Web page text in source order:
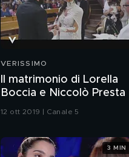
VERISSIMO
Il matrimonio di Lorella
Boccia e Niccolò Presta
12 ott 2019 | Canale 5
3 MIN